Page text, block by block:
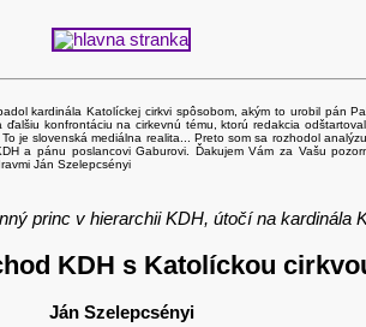
kardinála Katolíckej cirkvi spôsobom, akým to urobil pán
konfrontáciu na cirkevnú tému, ktorú redakcia
je slovenská mediálna realita... Preto som sa rozhodol
a pánu poslancovi Gaburovi. Ďakujem Vám za Vašu
Ján Szelepcsényi
princ v hierarchii KDH, útočí na kardinála
KDH s Katolíckou
Ján Szelepcsényi